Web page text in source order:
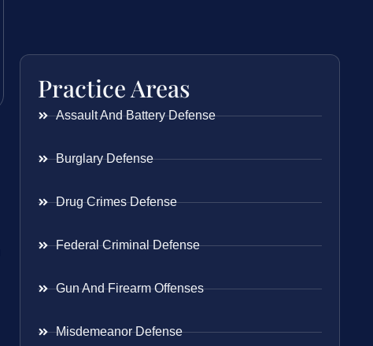
Practice Areas
Assault And Battery Defense
Burglary Defense
Drug Crimes Defense
Federal Criminal Defense
Gun And Firearm Offenses
Misdemeanor Defense